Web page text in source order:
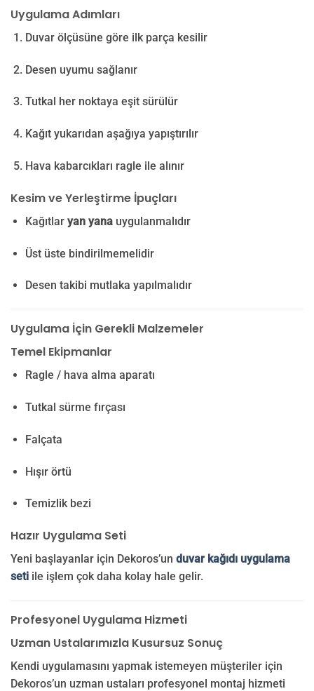
Uygulama Adımları
Duvar ölçüsüne göre ilk parça kesilir
Desen uyumu sağlanır
Tutkal her noktaya eşit sürülür
Kağıt yukarıdan aşağıya yapıştırılır
Hava kabarcıkları ragle ile alınır
Kesim ve Yerleştirme İpuçları
Kağıtlar yan yanauygulanmalıdır
Üst üste bindirilmemelidir
Desen takibi mutlaka yapılmalıdır
Uygulama İçin Gerekli Malzemeler
Temel Ekipmanlar
Ragle / hava alma aparatı
Tutkal sürme fırçası
Falçata
Hışır örtü
Temizlik bezi
Hazır Uygulama Seti
Yeni başlayanlar için Dekoros’un duvar kağıdı uygulama
seti ile işlem çok daha kolay hale gelir.
Profesyonel Uygulama Hizmeti
Uzman Ustalarımızla Kusursuz Sonuç
Kendi uygulamasını yapmak istemeyen müşteriler için
Dekoros’un uzman ustaları profesyonel montaj hizmeti